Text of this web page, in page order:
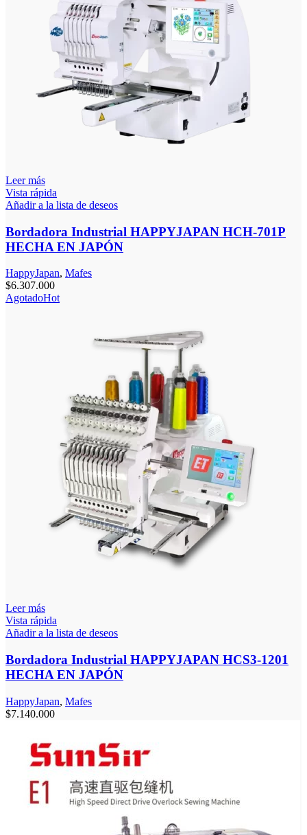
Leer más
Vista rápida
Añadir a la lista de deseos
Bordadora Industrial HAPPYJAPAN HCH-701P
HECHA EN JAPÓN
HappyJapan, Mafes
$6.307.000
AgotadoHot
Leer más
Vista rápida
Añadir a la lista de deseos
Bordadora Industrial HAPPYJAPAN HCS3-1201
HECHA EN JAPÓN
HappyJapan, Mafes
$7.140.000